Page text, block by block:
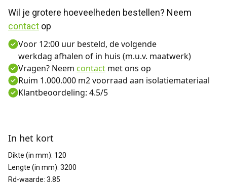
contact op
Voor 12:00 uur besteld, de volgende
werkdag afhalen of in huis (m.u.v. maatwerk)
Vragen? Neem contact met ons op
Ruim 1.000.000 m2 voorraad aan isolatiemateriaal
Klantbeoordeling: 4.5/5
In het kort
Dikte (in mm): 120
Lengte (in mm): 3200
Rd-waarde: 3.85